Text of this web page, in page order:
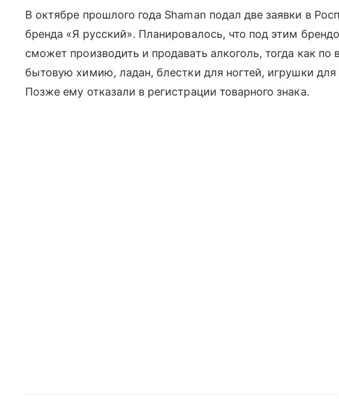
В октябре прошлого года Shaman подал две заявки в
бренда «Я русский». Планировалось, что под этим
сможет производить и продавать алкоголь, тогда как
бытовую химию, ладан, блестки для ногтей, игрушки
Позже ему отказали в регистрации товарного знака.